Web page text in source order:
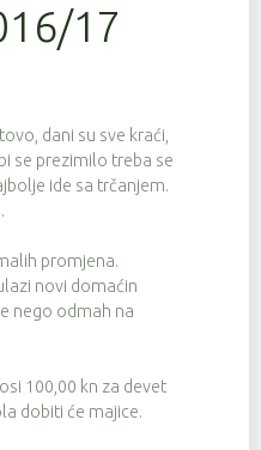
17
dani su sve kraći,
se prezimilo treba se
ide sa trčanjem.
promjena.
novi domaćin
nego odmah na
100,00 kn za devet
dobiti će majice.